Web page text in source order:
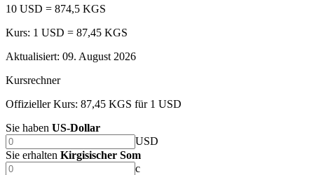
10 USD = 874,5 KGS
Kurs: 1 USD = 87,45 KGS
Aktualisiert: 09. August 2026
Kursrechner
Offizieller Kurs: 87,45 KGS für 1 USD
Sie haben US-Dollar
USD
Sie erhalten Kirgisischer Som
с